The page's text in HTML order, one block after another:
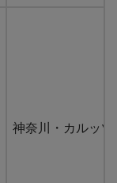
神奈川・カルッツ